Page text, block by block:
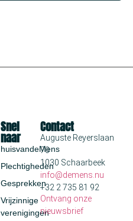
Snel
naar
huisvandeMens
Plechtigheden
Gesprekken
Vrijzinnige
verenigingen
Contact
Auguste Reyerslaan
70
1030 Schaarbeek
info@demens.nu
+32 2 735 81 92
Ontvang onze
nieuwsbrief